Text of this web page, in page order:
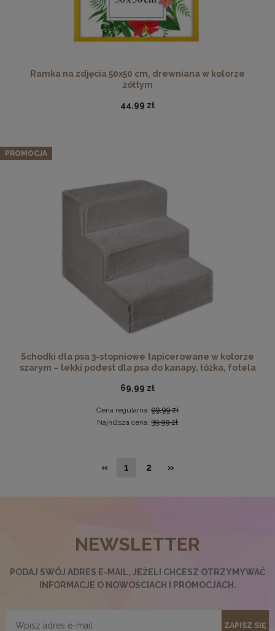
DO KOSZYKA
Ramka na zdjęcia A4 21 x 29,7 cm pomarańczowa, z
299,99 zł
Ramka na zdjęcia 50x50 cm, drewniana w kolorze
żółtym
44,99 zł
Schodki dla psa 3-stopniowe tapicerowane w kolorze
szarym – lekki podest dla psa do kanapy, łóżka, fotela
69,99 zł
Cena regularna: 99,99 zł
Najniższa cena: 39,99 zł
PROMOCJA
« 1 2 »
NEWSLETTER
PODAJ SWÓJ ADRES E-MAIL, JEŻELI CHCESZ OTRZYMYWAĆ
INFORMACJE O NOWOŚCIACH I PROMOCJACH.
ZAPISZ SIĘ